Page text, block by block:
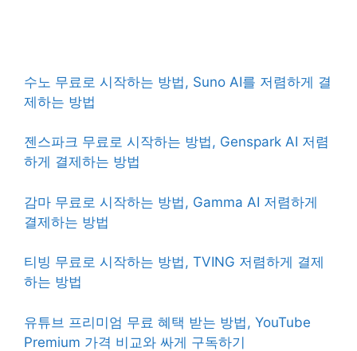
수노 무료로 시작하는 방법, Suno AI를 저렴하게 결
제하는 방법
젠스파크 무료로 시작하는 방법, Genspark AI 저렴
하게 결제하는 방법
감마 무료로 시작하는 방법, Gamma AI 저렴하게
결제하는 방법
티빙 무료로 시작하는 방법, TVING 저렴하게 결제
하는 방법
유튜브 프리미엄 무료 혜택 받는 방법, YouTube
Premium 가격 비교와 싸게 구독하기